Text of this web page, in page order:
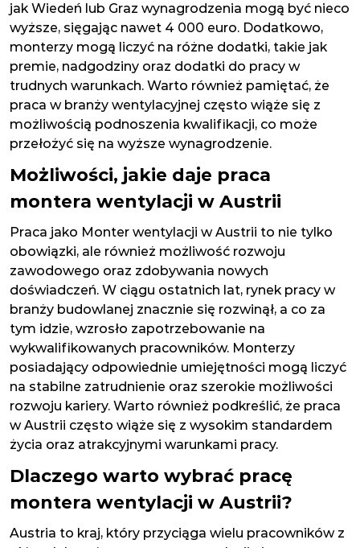
jak Wiedeń lub Graz wynagrodzenia mogą być nieco
wyższe, sięgając nawet 4 000 euro. Dodatkowo,
monterzy mogą liczyć na różne dodatki, takie jak
premie, nadgodziny oraz dodatki do pracy w
trudnych warunkach. Warto również pamiętać, że
praca w branży wentylacyjnej często wiąże się z
możliwością podnoszenia kwalifikacji, co może
przełożyć się na wyższe wynagrodzenie.
Możliwości, jakie daje praca
montera wentylacji w Austrii
Praca jako Monter wentylacji w Austrii to nie tylko
obowiązki, ale również możliwość rozwoju
zawodowego oraz zdobywania nowych
doświadczeń. W ciągu ostatnich lat, rynek pracy w
branży budowlanej znacznie się rozwinął, a co za
tym idzie, wzrosło zapotrzebowanie na
wykwalifikowanych pracowników. Monterzy
posiadający odpowiednie umiejętności mogą liczyć
na stabilne zatrudnienie oraz szerokie możliwości
rozwoju kariery. Warto również podkreślić, że praca
w Austrii często wiąże się z wysokim standardem
życia oraz atrakcyjnymi warunkami pracy.
Dlaczego warto wybrać pracę
montera wentylacji w Austrii?
Austria to kraj, który przyciąga wielu pracowników z